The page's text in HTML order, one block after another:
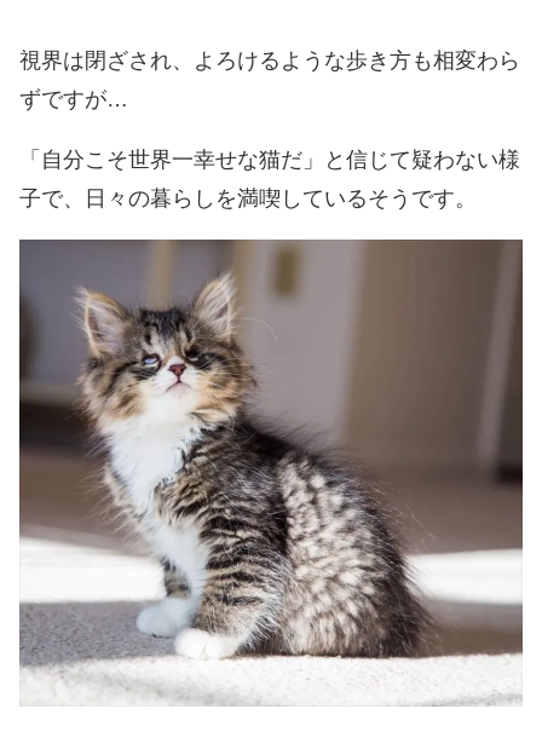
視界は閉ざされ、よろけるような歩き方も相変わら
ずですが…
「自分こそ世界一幸せな猫だ」と信じて疑わない様
子で、日々の暮らしを満喫しているそうです。